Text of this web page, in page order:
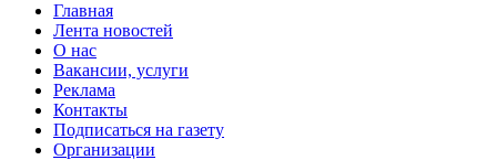
Главная
Лента новостей
О нас
Вакансии, услуги
Реклама
Контакты
Подписаться на газету
Организации